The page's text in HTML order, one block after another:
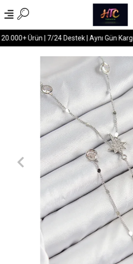
Ürün | 7/24 Destek | Aynı Gün Kargo